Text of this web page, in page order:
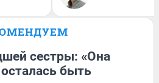
сестры: «Она
быть